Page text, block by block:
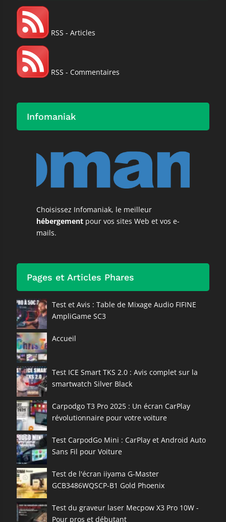
RSS - Articles
RSS - Commentaires
Infomaniak
Choisissez Infomaniak, le meilleur
hébergementpour vos sites Web et vos e-
mails.
Pages et Articles Phares
Test et Avis : Table de Mixage Audio FIFINE
AmpliGame SC3
Accueil
Test ICE Smart TKS 2.0 : Avis complet sur la
smartwatch Silver Black
Carpodgo T3 Pro 2025 : Un écran CarPlay
révolutionnaire pour votre voiture
Test CarpodGo Mini : CarPlay et Android Auto
Sans Fil pour Voiture
Test de l'écran iiyama G-Master
GCB3486WQSCP-B1 Gold Phoenix
Test du graveur laser Mecpow X3 Pro 10W -
Pour pros et débutant